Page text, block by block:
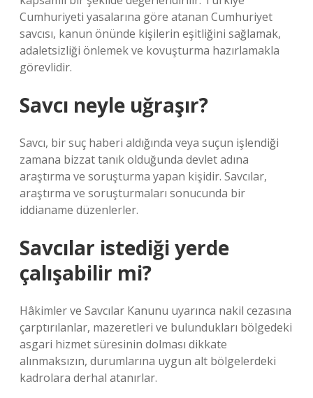
Cumhuriyeti yasalarına göre atanan Cumhuriyet
savcısı, kanun önünde kişilerin eşitliğini sağlamak,
adaletsizliği önlemek ve kovuşturma hazırlamakla
görevlidir.
Savcı neyle uğraşır?
Savcı, bir suç haberi aldığında veya suçun işlendiği
zamana bizzat tanık olduğunda devlet adına
araştırma ve soruşturma yapan kişidir. Savcılar,
araştırma ve soruşturmaları sonucunda bir
iddianame düzenlerler.
Savcılar istediği yerde
çalışabilir mi?
Hâkimler ve Savcılar Kanunu uyarınca nakil cezasına
çarptırılanlar, mazeretleri ve bulundukları bölgedeki
asgari hizmet süresinin dolması dikkate
alınmaksızın, durumlarına uygun alt bölgelerdeki
kadrolara derhal atanırlar.